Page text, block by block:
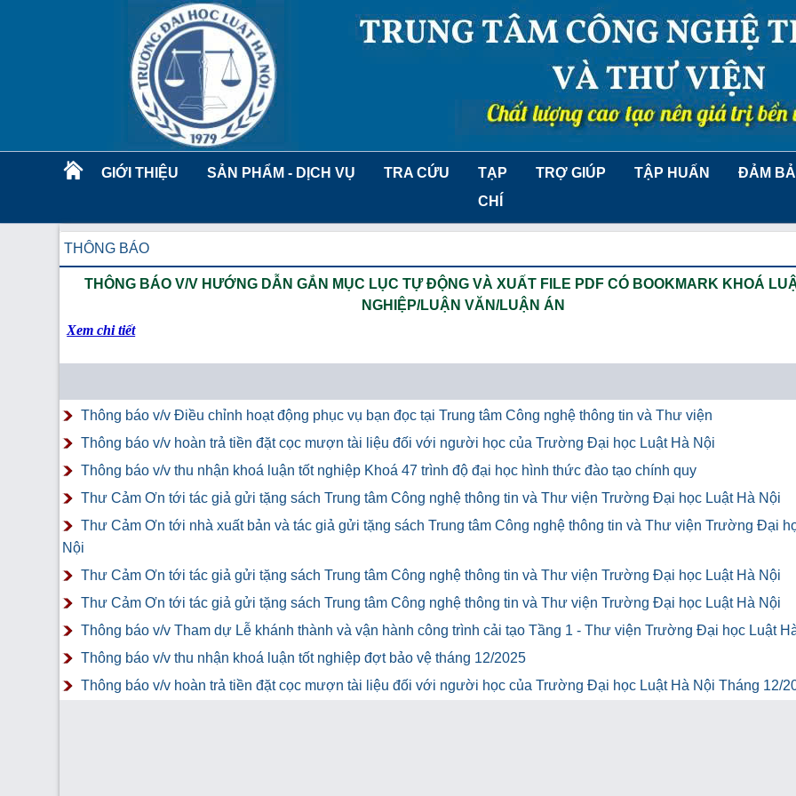
GIỚI THIỆU SẢN PHẨM - DỊCH VỤ TRA CỨU
TẠP
CHÍ
TRỢ GIÚP TẬP HUẤN ĐẢM
THÔNG BÁO
THÔNG BÁO V/V HƯỚNG DẪN GẮN MỤC LỤC TỰ ĐỘNG VÀ XUẤT FILE PDF CÓ BOOKMARK KHOÁ
NGHIỆP/LUẬN VĂN/LUẬN ÁN
Xem chi tiết
Thông báo v/v Điều chỉnh hoạt động phục vụ bạn đọc tại Trung tâm Công nghệ thông tin và Thư viện
Thông báo v/v hoàn trả tiền đặt cọc mượn tài liệu đối với người học của Trường Đại học Luật Hà Nội
Thông báo v/v thu nhận khoá luận tốt nghiệp Khoá 47 trình độ đại học hình thức đào tạo chính quy
Thư Cảm Ơn tới tác giả gửi tặng sách Trung tâm Công nghệ thông tin và Thư viện Trường Đại học Luật Hà Nội
Thư Cảm Ơn tới nhà xuất bản và tác giả gửi tặng sách Trung tâm Công nghệ thông tin và Thư viện Trường Đại
Nội
Thư Cảm Ơn tới tác giả gửi tặng sách Trung tâm Công nghệ thông tin và Thư viện Trường Đại học Luật Hà Nội
Thư Cảm Ơn tới tác giả gửi tặng sách Trung tâm Công nghệ thông tin và Thư viện Trường Đại học Luật Hà Nội
Thông báo v/v Tham dự Lễ khánh thành và vận hành công trình cải tạo Tầng 1 - Thư viện Trường Đại học Luật
Thông báo v/v thu nhận khoá luận tốt nghiệp đợt bảo vệ tháng 12/2025
Thông báo v/v hoàn trả tiền đặt cọc mượn tài liệu đối với người học của Trường Đại học Luật Hà Nội Tháng 12/